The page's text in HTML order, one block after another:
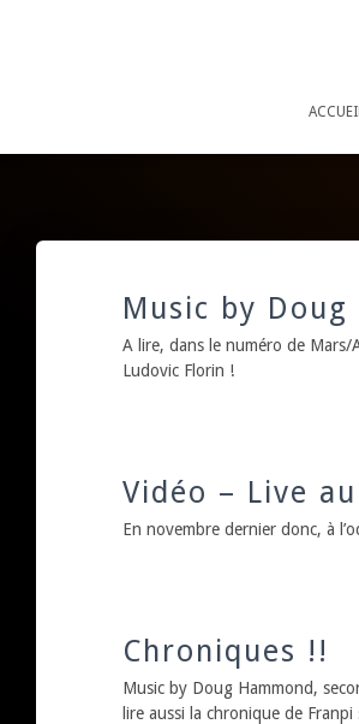
Music by
A lire, dans le numéro de
Ludovic Florin !
Vidéo – Live
En novembre dernier donc, à
Chroniques !!
Music by Doug Hammond,
lire aussi la chronique de